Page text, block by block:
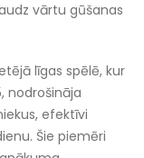
vārtu gūšanas
līgas spēlē, kur
nodrošināja
efektīvi
Šie piemēri